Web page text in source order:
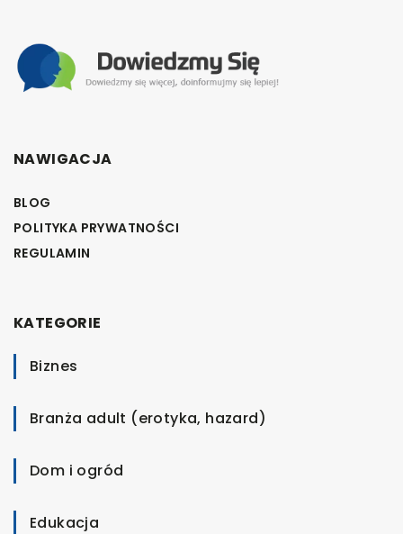
NAWIGACJA
BLOG
POLITYKA PRYWATNOŚCI
REGULAMIN
KATEGORIE
Biznes
Branża adult (erotyka, hazard)
Dom i ogród
Edukacja